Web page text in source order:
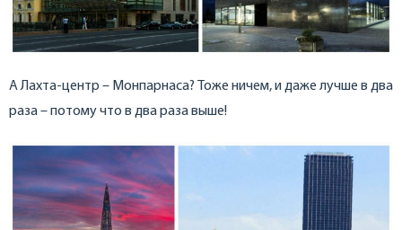
А Лахта-центр – Монпарнаса? Тоже ничем, и даже лучше в два
раза – потому что в два раза выше!